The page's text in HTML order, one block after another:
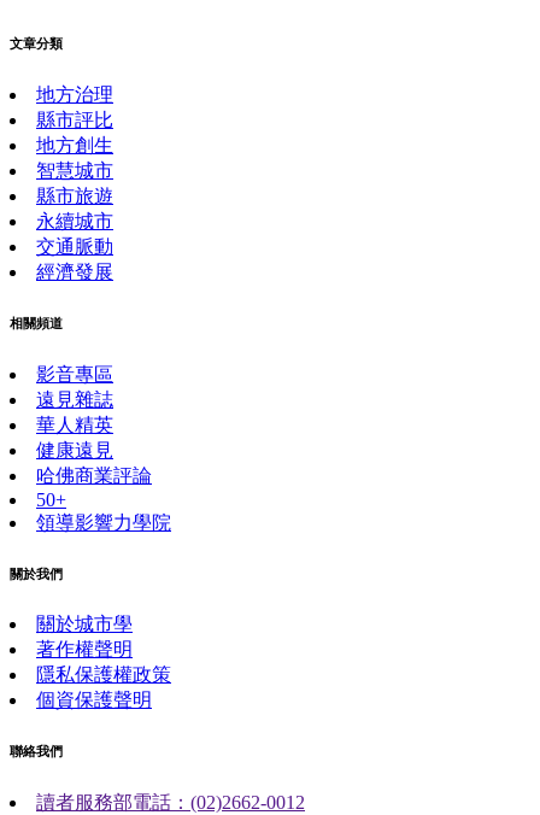
文章分類
地方治理
縣市評比
地方創生
智慧城市
縣市旅遊
永續城市
交通脈動
經濟發展
相關頻道
影音專區
遠見雜誌
華人精英
健康遠見
哈佛商業評論
50+
領導影響力學院
關於我們
關於城市學
著作權聲明
隱私保護權政策
個資保護聲明
聯絡我們
讀者服務部電話：(02)2662-0012